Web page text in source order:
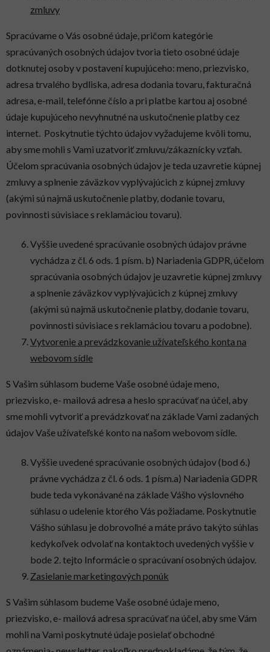
zmluvy
Spracúvame o Vás osobné údaje, pričom kategórie
spracúvaných osobných údajov tvoria tieto osobné údaje
dotknutej osoby v postavení kupujúceho: meno, priezvisko,
adresa trvalého bydliska, adresa dodania tovaru, fakturačná
adresa, e-mail, telefónne číslo a pri platbe kartou aj osobné
údaje kupujúceho nevyhnutné na uskutočnenie platby cez
internet. Poskytnutie týchto údajov vyžadujeme kvôli tomu,
aby sme mohli s Vami uzatvoriť zmluvu/zákaznícky vzťah.
Účelom spracúvania osobných údajov je teda uzavretie kúpnej
zmluvy a splnenie záväzkov vyplývajúcich z kúpnej zmluvy
(akými sú najmä uskutočnenie platby, dodanie tovaru,
povinnosti súvisiace s reklamáciou tovaru).
Vyššie uvedené spracúvanie osobných údajov právne
vychádza z čl. 6 ods. 1 písm. b) Nariadenia GDPR, účelom
spracúvania osobných údajov je uzavretie kúpnej zmluvy
a splnenie záväzkov vyplývajúcich z kúpnej zmluvy
(akými sú najmä uskutočnenie platby, dodanie tovaru,
povinnosti súvisiace s reklamáciou tovaru a podobne).
Vytvorenie a prevádzkovanie užívateľského konta na
webovom sídle
S Vašim súhlasom budeme Vaše osobné údaje meno,
priezvisko, e- mailová adresa a heslo spracúvať na účel, aby
sme mohli vytvoriť a prevádzkovať na základe Vami zadaných
údajov Vaše užívateľské konto na našom webovom sídle.
Vyššie uvedené spracúvanie osobných údajov (bod 6.)
právne vychádza z čl. 6 ods. 1 písm.a) Nariadenia GDPR
bude teda vykonávané na základe Vášho výslovného
súhlasu o udelenie ktorého Vás požiadame. Poskytnutie
Vášho súhlasu je dobrovoľné a máte právo takýto súhlas
kedykoľvek odvolať na kontaktoch uvedených vyššie v
bode 2. tejto Informácie o spracúvaní osobných údajov.
Zasielanie marketingových ponúk
S Vašim súhlasom budeme Vaše osobné údaje meno,
priezvisko, e- mailová adresa spracúvať na účel, aby sme Vám
mohli na Vami poskytnuté údaje posielať obchodné